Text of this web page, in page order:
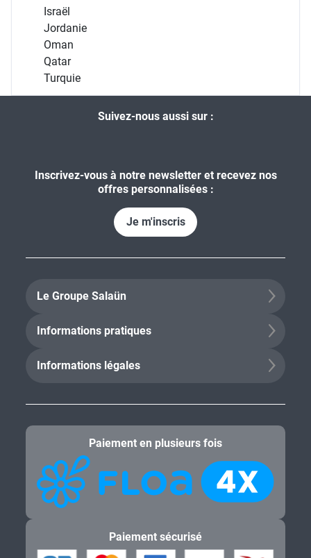
Israël
Jordanie
Oman
Qatar
Turquie
Suivez-nous aussi sur :
Inscrivez-vous à notre newsletter et recevez nos
offres personnalisées :
Je m'inscris
Le Groupe Salaün
Informations pratiques
Informations légales
Paiement en plusieurs fois
Paiement sécurisé